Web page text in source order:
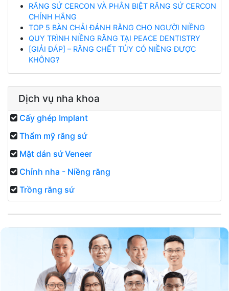
RĂNG SỨ CERCON VÀ PHÂN BIỆT RĂNG SỨ CERCON
CHÍNH HÃNG
TOP 5 BÀN CHẢI ĐÁNH RĂNG CHO NGƯỜI NIỀNG
QUY TRÌNH NIỀNG RĂNG TẠI PEACE DENTISTRY
[GIẢI ĐÁP] – RĂNG CHẾT TỦY CÓ NIỀNG ĐƯỢC
KHÔNG?
Dịch vụ nha khoa
Cấy ghép Implant
Thẩm mỹ răng sứ
Mặt dán sứ Veneer
Chỉnh nha - Niềng răng
Trồng răng sứ